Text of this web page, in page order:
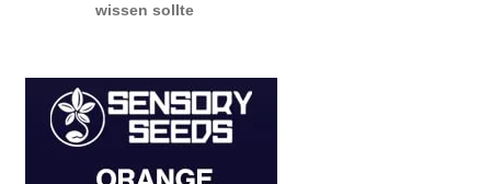
wissen sollte